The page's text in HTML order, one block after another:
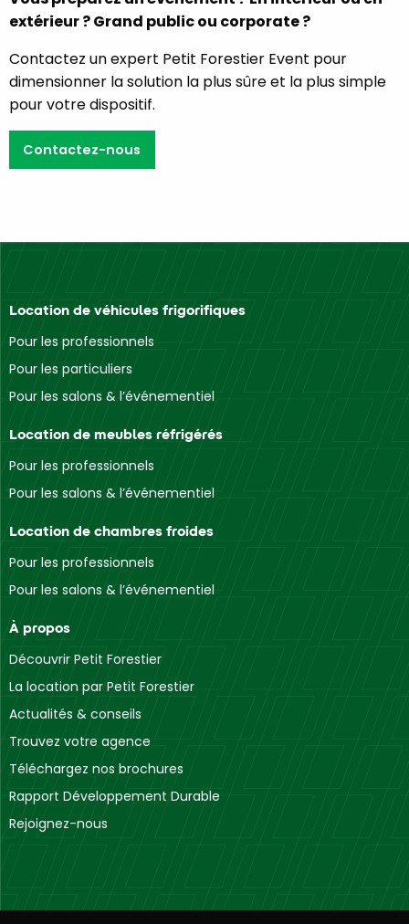
extérieur ? Grand public ou corporate ?
Contactez un expert Petit Forestier Event pour
dimensionner la solution la plus sûre et la plus simple
pour votre dispositif.
Contactez-nous
Location de véhicules frigorifiques
Pour les professionnels
Pour les particuliers
Pour les salons & l’événementiel
Location de meubles réfrigérés
Pour les professionnels
Pour les salons & l’événementiel
Location de chambres froides
Pour les professionnels
Pour les salons & l’événementiel
À propos
Découvrir Petit Forestier
La location par Petit Forestier
Actualités & conseils
Trouvez votre agence
Téléchargez nos brochures
Rapport Développement Durable
Rejoignez-nous